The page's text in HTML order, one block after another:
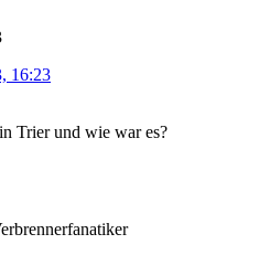
16:23
Trier und wie war es?